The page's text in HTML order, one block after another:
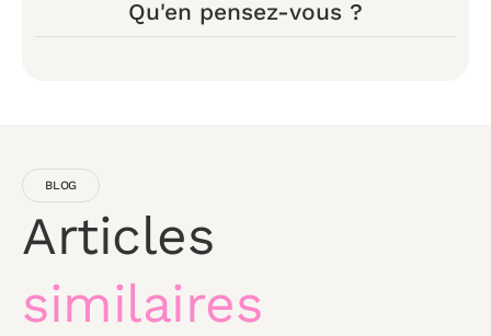
Qu'en pensez-vous ?
BLOG
Articles
similaires